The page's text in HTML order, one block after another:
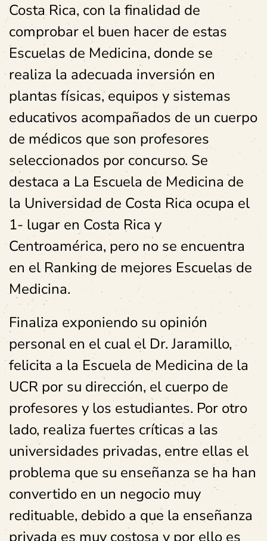
Costa Rica, con la finalidad de
comprobar el buen hacer de estas
Escuelas de Medicina, donde se
realiza la adecuada inversión en
plantas físicas, equipos y sistemas
educativos acompañados de un cuerpo
de médicos que son profesores
seleccionados por concurso. Se
destaca a La Escuela de Medicina de
la Universidad de Costa Rica ocupa el
1- lugar en Costa Rica y
Centroamérica, pero no se encuentra
en el Ranking de mejores Escuelas de
Medicina.
Finaliza exponiendo su opinión
personal en el cual el Dr. Jaramillo,
felicita a la Escuela de Medicina de la
UCR por su dirección, el cuerpo de
profesores y los estudiantes. Por otro
lado, realiza fuertes críticas a las
universidades privadas, entre ellas el
problema que su enseñanza se ha han
convertido en un negocio muy
redituable, debido a que la enseñanza
privada es muy costosa y por ello es